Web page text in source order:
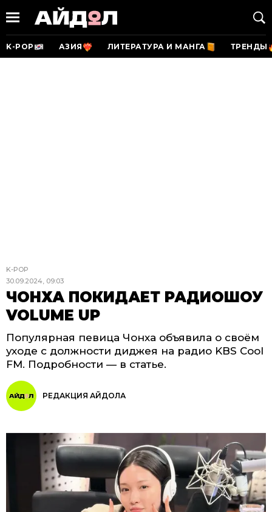
K-POP АЗИЯ ЛИТЕРАТУРА И МАНГА ТРЕНДЫ
K-POP
30.09.2024, 09:03
ЧОНХА ПОКИДАЕТ РАДИОШОУ
VOLUME UP
Популярная певица Чонха объявила о своём
уходе с должности диджея на радио KBS Cool
FM. Подробности — в статье.
РЕДАКЦИЯ АЙДОЛА